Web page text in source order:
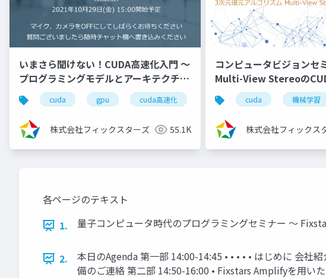
いまさら聞けない！CUDA高速化入門 ～
プログラミングモデルとアーキテクチャ
の解説、高速化の実践～
（2021/10/29）
cuda gpu cuda高速化 高速化シリーズ
株式会社フィックスターズ 55.1K
コンピュータビジョンセ
Multi-View Stereoの
（2024/8/7)
cuda 機械学習
株式会社フィックス
各ページのテキスト
1.
量子コンピュータ時代のプログラミングセミナー ～
2.
本日のAgenda 第一部 14:00-14:45 • • • • • はじめに 会
備のご連絡 第二部 14:50-16:00 • Fixstars Amplifyを用い